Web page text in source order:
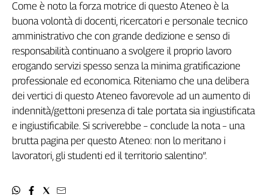
Come è noto la forza motrice di questo Ateneo è la
buona volontà di docenti, ricercatori e personale tecnico
amministrativo che con grande dedizione e senso di
responsabilità continuano a svolgere il proprio lavoro
erogando servizi spesso senza la minima gratificazione
professionale ed economica. Riteniamo che una delibera
dei vertici di questo Ateneo favorevole ad un aumento di
indennità/gettoni presenza di tale portata sia ingiustificata
e ingiustificabile. Si scriverebbe – conclude la nota – una
brutta pagina per questo Ateneo: non lo meritano i
lavoratori, gli studenti ed il territorio salentino”.